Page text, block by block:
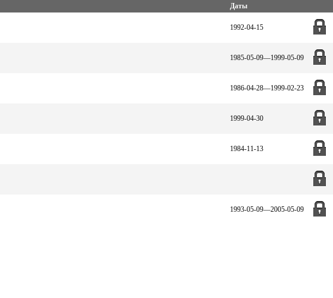
Даты
1992-04-15
1985-05-09—1999-05-09
1986-04-28—1999-02-23
1999-04-30
1984-11-13
1993-05-09—2005-05-09